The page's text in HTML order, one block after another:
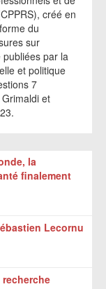
créé en
du
sur
publiées par la
et politique
7
et
la
finalement
Lecornu